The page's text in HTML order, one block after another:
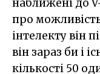
наближені до
про
інтелекту він
він зараз би і
кількості 50